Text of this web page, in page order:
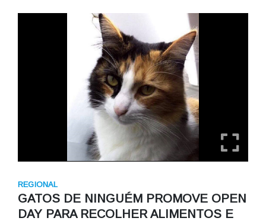
REGIONAL
GATOS DE NINGUÉM PROMOVE OPEN
DAY PARA RECOLHER ALIMENTOS E